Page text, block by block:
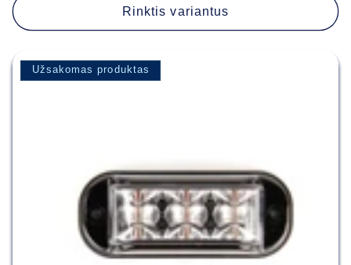
Rinktis variantus
Užsakomas produktas